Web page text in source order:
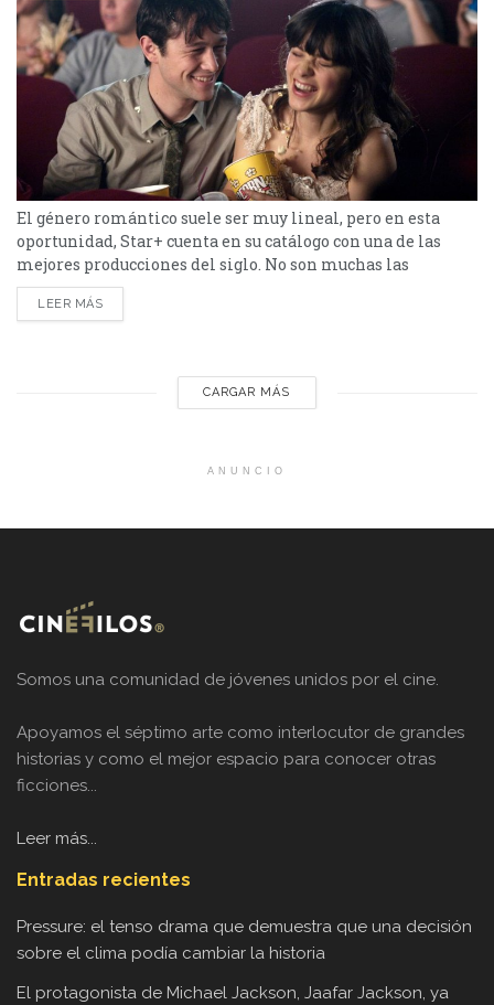
El género romántico suele ser muy lineal, pero en esta
oportunidad, Star+ cuenta en su catálogo con una de las
mejores producciones del siglo. No son muchas las
películas románticas que han trascendido en el cine. Pero
en esta oportunidad, desde Cinéfilos, te recomendamos
LEER MÁS
CARGAR MÁS
ANUNCIO
Somos una comunidad de jóvenes unidos por el cine.
Apoyamos el séptimo arte como interlocutor de grandes
historias y como el mejor espacio para conocer otras
ficciones...
Leer más...
Entradas recientes
Pressure: el tenso drama que demuestra que una decisión
sobre el clima podía cambiar la historia
El protagonista de Michael Jackson, Jaafar Jackson, ya